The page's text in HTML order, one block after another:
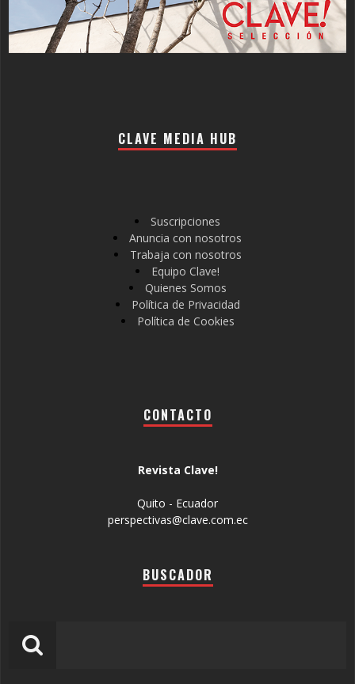
CLAVE MEDIA HUB
Suscripciones
Anuncia con nosotros
Trabaja con nosotros
Equipo Clave!
Quienes Somos
Política de Privacidad
Política de Cookies
CONTACTO
Revista Clave!
Quito - Ecuador
perspectivas@clave.com.ec
BUSCADOR